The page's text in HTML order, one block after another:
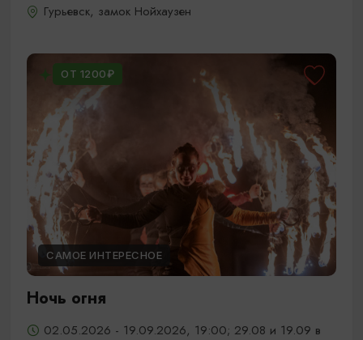
Гурьевск, замок Нойхаузен
ОТ 1200₽
САМОЕ ИНТЕРЕСНОЕ
Ночь огня
02.05.2026 - 19.09.2026, 19:00; 29.08 и 19.09 в